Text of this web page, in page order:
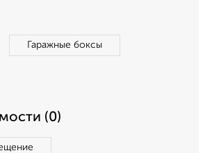
Гаражные боксы
(0)